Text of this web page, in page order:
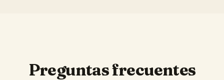
Preguntas frecuentes